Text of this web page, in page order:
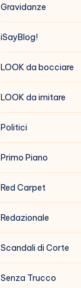
Gravidanze
iSayBlog!
LOOK da bocciare
LOOK da imitare
Politici
Primo Piano
Red Carpet
Redazionale
Scandali di Corte
Senza Trucco